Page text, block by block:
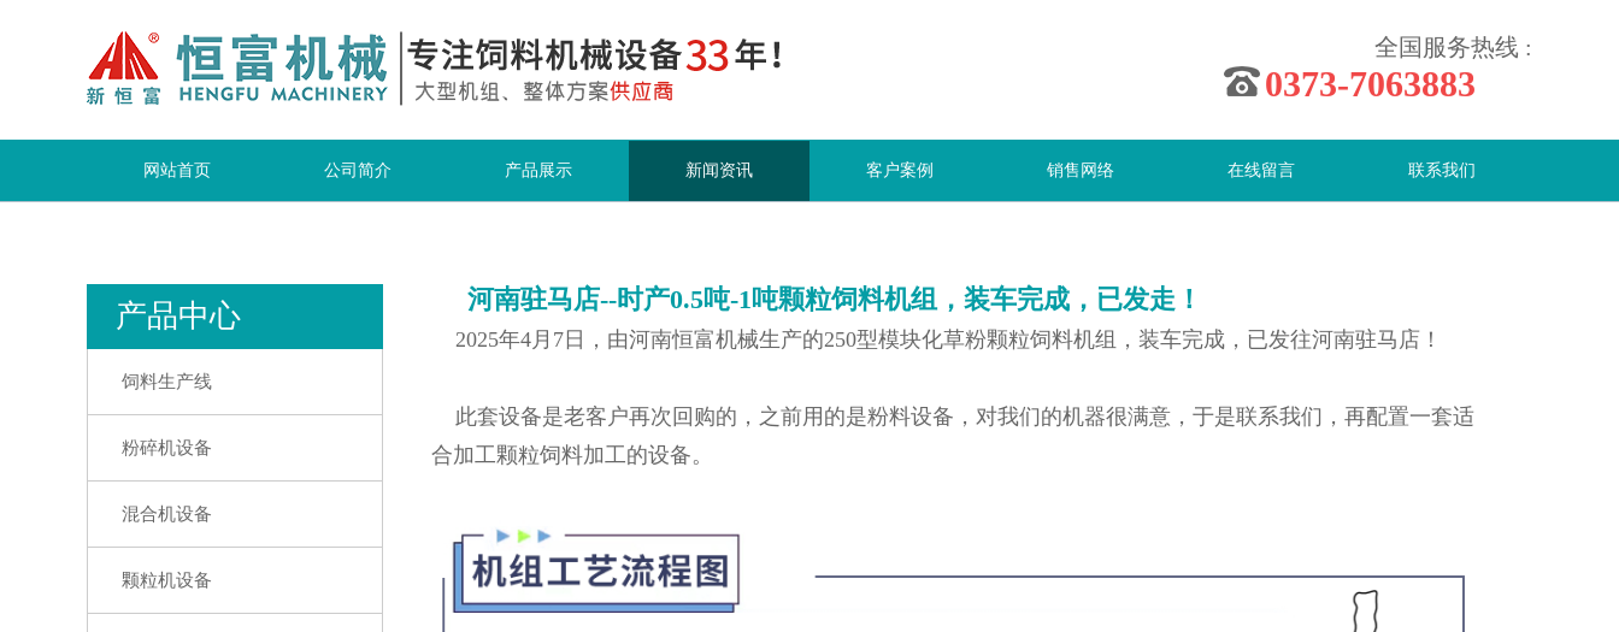
全国服务热线 :
0373-7063883
网站首页 公司简介 产品展示 新闻资讯 客户案例 销售网络 在线留言 联系我们
产品中心
饲料生产线
粉碎机设备
混合机设备
颗粒机设备
河南驻马店--时产0.5吨-1吨颗粒饲料机组，装车完成，已发走！
2025年4月7日，由河南恒富机械生产的250型模块化草粉颗粒饲料机组，装车完成，已发往河南驻马店！
此套设备是老客户再次回购的，之前用的是粉料设备，对我们的机器很满意，于是联系我们，再配置一套适
合加工颗粒饲料加工的设备。